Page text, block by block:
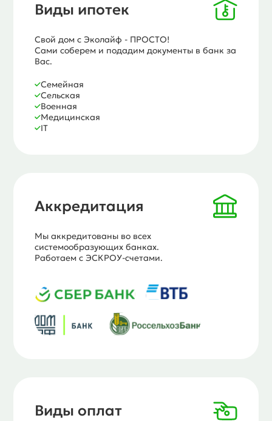
Виды ипотек
Свой дом с Эколайф - ПРОСТО!
Сами соберем и подадим документы в банк за
Вас.
Семейная
Сельская
Военная
Медицинская
IT
Аккредитация
Мы аккредитованы во всех
системообразующих банках.
Работаем с ЭСКРОУ-счетами.
Виды оплат